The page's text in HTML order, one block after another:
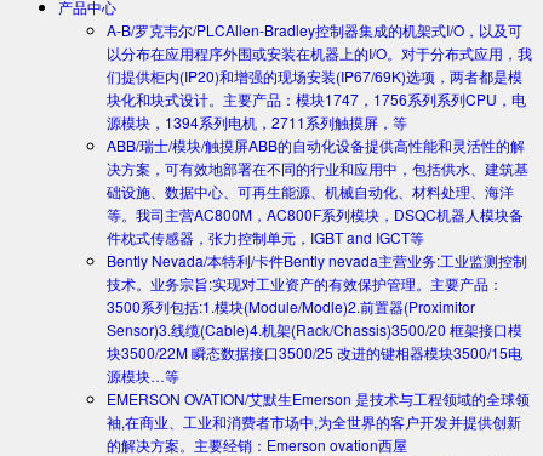
产品中心
A-B/罗克韦尔/PLCAllen-Bradley控制器集成的机架式I/O，以及可
以分布在应用程序外围或安装在机器上的I/O。对于分布式应用，我
们提供柜内(IP20)和增强的现场安装(IP67/69K)选项，两者都是模
块化和块式设计。主要产品：模块1747，1756系列系列CPU，电
源模块，1394系列电机，2711系列触摸屏，等
ABB/瑞士/模块/触摸屏ABB的自动化设备提供高性能和灵活性的解
决方案，可有效地部署在不同的行业和应用中，包括供水、建筑基
础设施、数据中心、可再生能源、机械自动化、材料处理、海洋
等。我司主营AC800M，AC800F系列模块，DSQC机器人模块备
件枕式传感器，张力控制单元，IGBT and IGCT等
Bently Nevada/本特利/卡件Bently nevada主营业务:工业监测控制
技术。业务宗旨:实现对工业资产的有效保护管理。主要产品：
3500系列包括:1.模块(Module/Modle)2.前置器(Proximitor
Sensor)3.线缆(Cable)4.机架(Rack/Chassis)3500/20 框架接口模
块3500/22M 瞬态数据接口3500/25 改进的键相器模块3500/15电
源模块…等
EMERSON OVATION/艾默生Emerson 是技术与工程领域的全球领
袖,在商业、工业和消费者市场中,为全世界的客户开发并提供创新
的解决方案。主要经销：Emerson ovation西屋